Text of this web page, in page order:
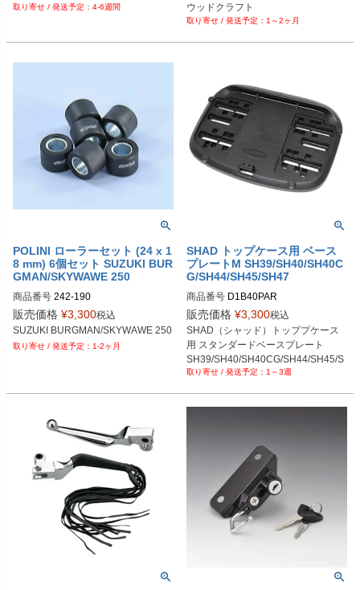
4-6週間
ウッドクラフト
ブレーキリザーバータンク
1～2ヶ月
POLINI ローラーセット (24 x 1
8 mm) 6個セット SUZUKI BUR
GMAN/SKYWAWE 250
商品番号 242-190
販売価格 ¥3,300税込
SUZUKI BURGMAN/SKYWAWE 250
1-2ヶ月
SHAD トップケース用 ベース
プレートM SH39/SH40/SH40C
G/SH44/SH45/SH47
商品番号 D1B40PAR
販売価格 ¥3,300税込
SHAD（シャッド）トッププケース
用 スタンダードベースプレート
SH39/SH40/SH40CG/SH44/SH45/S
H47
1～3週